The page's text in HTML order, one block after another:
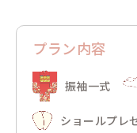
プラン内容
振袖一式
ショールプレ